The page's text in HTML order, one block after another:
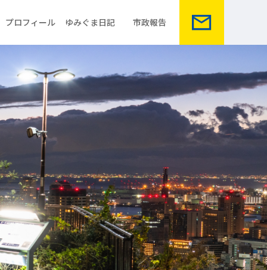
プロフィール ゆみぐま日記 市政報告